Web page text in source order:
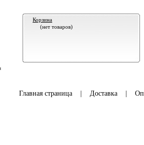
Корзина
(нет товаров)
Главная страница| Доставка|